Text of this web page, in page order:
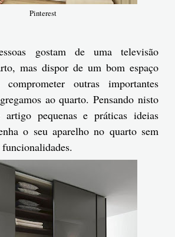
Pinterest
gostam de uma televisão
mas dispor de um bom espaço
outras importantes
ao quarto. Pensando nisto
artigo pequenas e práticas ideias
o seu aparelho no quarto sem